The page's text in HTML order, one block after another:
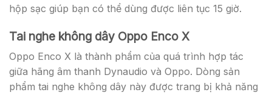
hộp sạc giúp bạn có thể dùng được liên tục 15 giờ.
Tai nghe không dây Oppo Enco X
Oppo Enco X là thành phẩm của quá trình hợp tác
giữa hãng âm thanh Dynaudio và Oppo. Dòng sản
phẩm tai nghe không dây này được trang bị khả năng